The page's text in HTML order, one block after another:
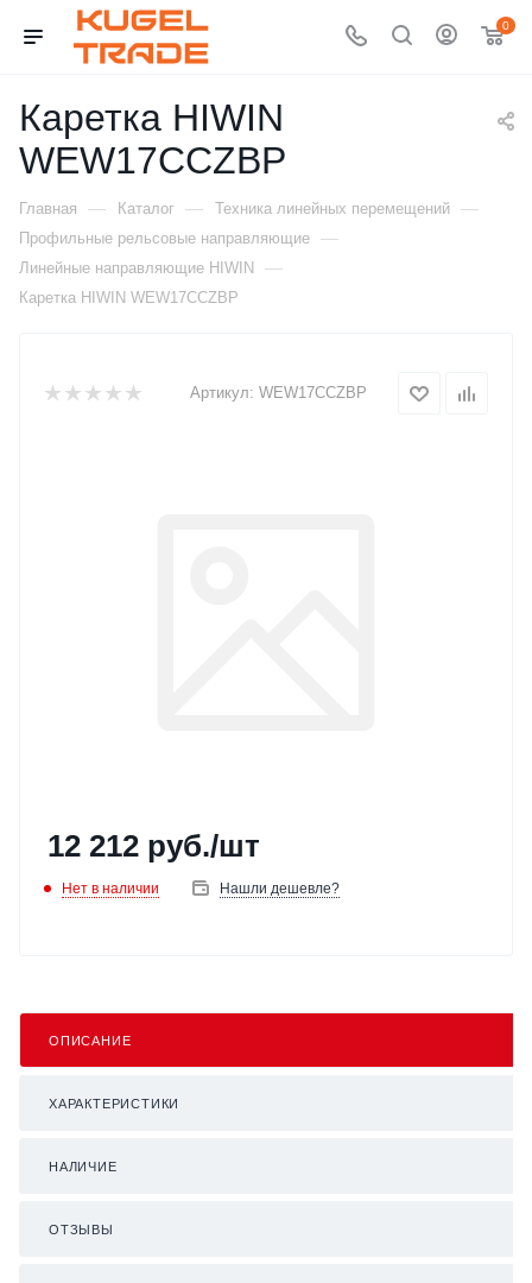
0
Каретка HIWIN
WEW17CCZBP
Главная — Каталог — Техника линейных перемещений —
Профильные рельсовые направляющие —
Линейные направляющие HIWIN —
Каретка HIWIN WEW17CCZBP
Артикул: WEW17CCZBP
12 212 руб./шт
Нет в наличии Нашли дешевле?
ОПИСАНИЕ
ХАРАКТЕРИСТИКИ
НАЛИЧИЕ
ОТЗЫВЫ